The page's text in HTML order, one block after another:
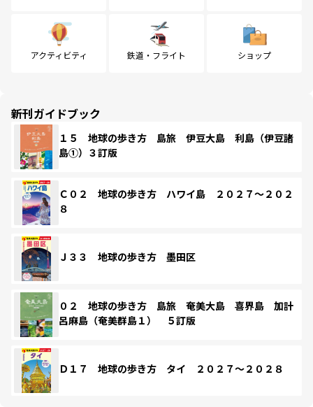
アクティビティ 鉄道・フライト ショップ
新刊ガイドブック
１５ 地球の歩き方 島旅 伊豆大島 利島（伊豆諸
島①）３訂版
Ｃ０２ 地球の歩き方 ハワイ島 ２０２７～２０２
８
Ｊ３３ 地球の歩き方 墨田区
０２ 地球の歩き方 島旅 奄美大島 喜界島 加計
呂麻島（奄美群島１） ５訂版
Ｄ１７ 地球の歩き方 タイ ２０２７～２０２８